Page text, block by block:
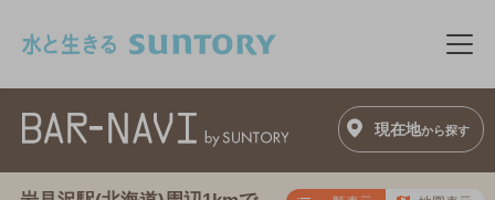
メ
現在地から探す